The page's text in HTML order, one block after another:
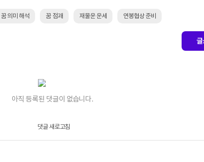
꿈 의미 해석 꿈 점괘 재물운 운세 연봉협상 준비
아직 등록된 댓글이 없습니다.
댓글 새로고침